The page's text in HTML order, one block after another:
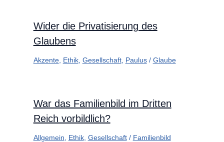
Wider die Privatisierung des
Glaubens
Akzente, Ethik, Gesellschaft, Paulus/ Glaube
War das Familienbild im Dritten
Reich vorbildlich?
Allgemein Ethik, Gesellschaft/ Familienbild